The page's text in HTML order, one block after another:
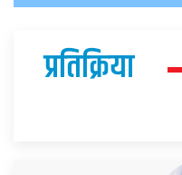
प्रतिक्रिया